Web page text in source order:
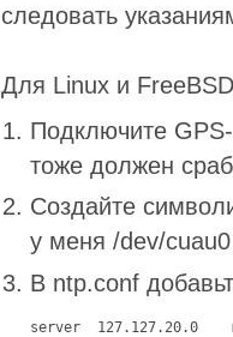
следовать
Для Linux и
Подключите
тоже должен
Создайте
у меня /dev/
В ntp.conf
server  127.127.20.0